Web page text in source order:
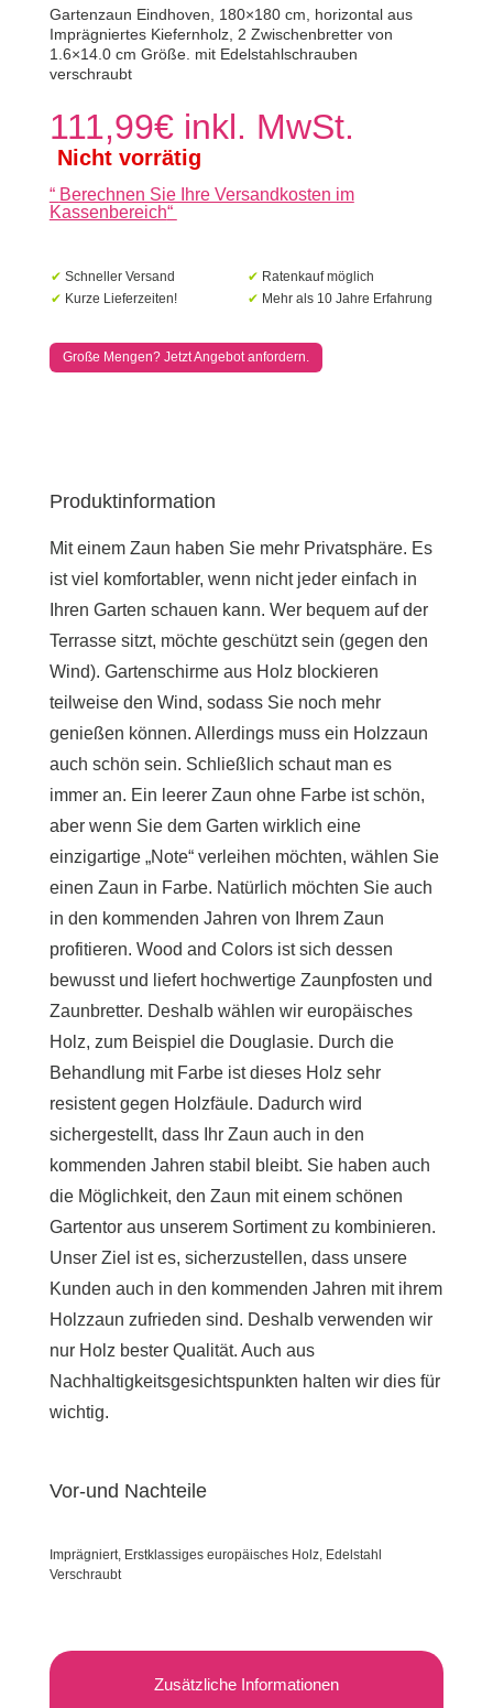
Gartenzaun Eindhoven, 180×180 cm, horizontal aus
Imprägniertes Kiefernholz, 2 Zwischenbretter von
1.6×14.0 cm Größe. mit Edelstahlschrauben
verschraubt
111,99€ inkl. MwSt.
Nicht vorrätig
“ Berechnen Sie Ihre Versandkosten im
Kassenbereich“
✔ Schneller Versand ✔ Ratenkauf möglich
✔ Kurze Lieferzeiten! ✔ Mehr als 10 Jahre Erfahrung
Große Mengen? Jetzt Angebot anfordern.
Produktinformation
Mit einem Zaun haben Sie mehr Privatsphäre. Es
ist viel komfortabler, wenn nicht jeder einfach in
Ihren Garten schauen kann. Wer bequem auf der
Terrasse sitzt, möchte geschützt sein (gegen den
Wind). Gartenschirme aus Holz blockieren
teilweise den Wind, sodass Sie noch mehr
genießen können. Allerdings muss ein Holzzaun
auch schön sein. Schließlich schaut man es
immer an. Ein leerer Zaun ohne Farbe ist schön,
aber wenn Sie dem Garten wirklich eine
einzigartige „Note“ verleihen möchten, wählen Sie
einen Zaun in Farbe. Natürlich möchten Sie auch
in den kommenden Jahren von Ihrem Zaun
profitieren. Wood and Colors ist sich dessen
bewusst und liefert hochwertige Zaunpfosten und
Zaunbretter. Deshalb wählen wir europäisches
Holz, zum Beispiel die Douglasie. Durch die
Behandlung mit Farbe ist dieses Holz sehr
resistent gegen Holzfäule. Dadurch wird
sichergestellt, dass Ihr Zaun auch in den
kommenden Jahren stabil bleibt. Sie haben auch
die Möglichkeit, den Zaun mit einem schönen
Gartentor aus unserem Sortiment zu kombinieren.
Unser Ziel ist es, sicherzustellen, dass unsere
Kunden auch in den kommenden Jahren mit ihrem
Holzzaun zufrieden sind. Deshalb verwenden wir
nur Holz bester Qualität. Auch aus
Nachhaltigkeitsgesichtspunkten halten wir dies für
wichtig.
Vor-und Nachteile
Imprägniert, Erstklassiges europäisches Holz, Edelstahl
Verschraubt
Zusätzliche Informationen